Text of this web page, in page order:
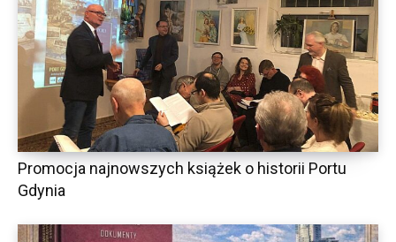
Promocja najnowszych książek o historii Portu
Gdynia